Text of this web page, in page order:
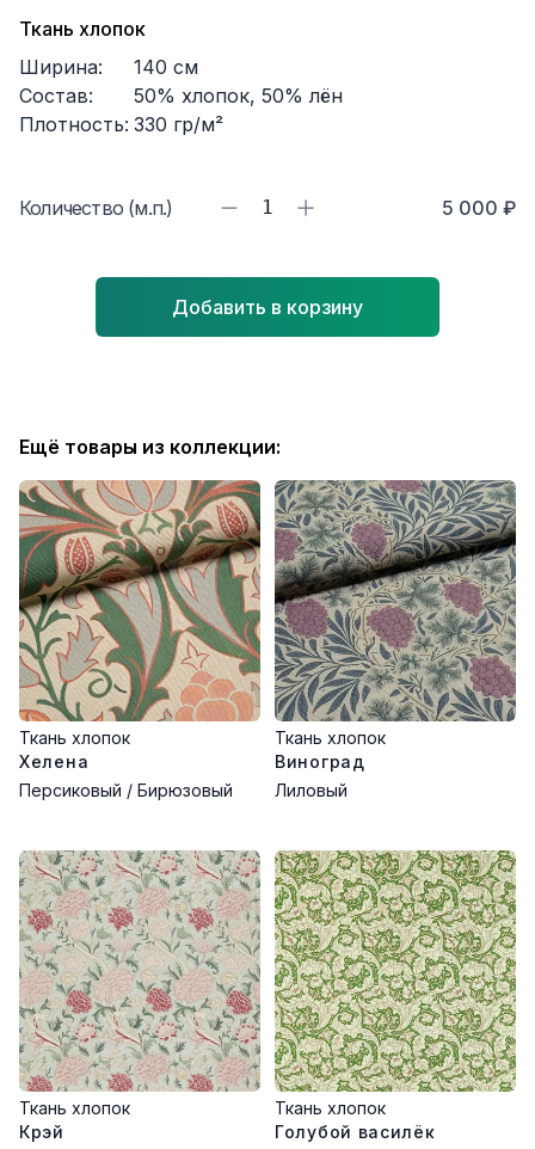
Ткань хлопок
Ширина:
140 см
Состав:
50% хлопок, 50% лён
Плотность: 330 гр/м²
Количество (м.п.) 1 5 000 ₽
Добавить в корзину
Ещё товары из коллекции:
Ткань хлопок
Хелена
Персиковый / Бирюзовый
Ткань хлопок
Виноград
Лиловый
Ткань хлопок
Крэй
Ткань хлопок
Голубой василёк